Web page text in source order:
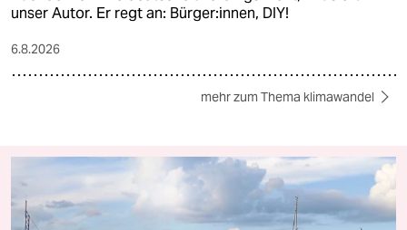
unser Autor. Er regt an: Bürger:innen, DIY!
6.8.2026
mehr zum Thema klimawandel